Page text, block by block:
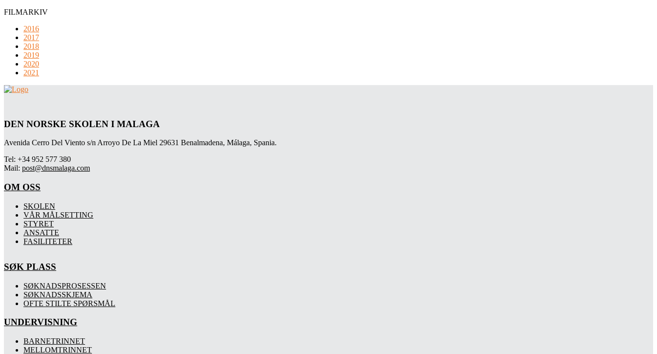
FILMARKIV
2016
2017
2018
2019
2020
2021
DEN NORSKE SKOLEN I MALAGA
Avenida Cerro Del Viento s/n Arroyo De La Miel 29631 Benalmadena, Málaga, Spania.
Tel: +34 952 577 380
Mail: post@dnsmalaga.com
OM OSS
SKOLEN
VÅR MÅLSETTING
STYRET
ANSATTE
FASILITETER
SØK PLASS
SØKNADSPROSESSEN
SØKNADSSKJEMA
OFTE STILTE SPØRSMÅL
UNDERVISNING
BARNETRINNET
MELLOMTRINNET